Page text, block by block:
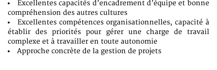
Excellentes capacités d’encadrement d’équipe et bonne
compréhension des autres cultures
Excellentes compétences organisationnelles, capacité à
établir des priorités pour gérer une charge de travail
complexe et à travailler en toute autonomie
Approche concrète de la gestion de projets